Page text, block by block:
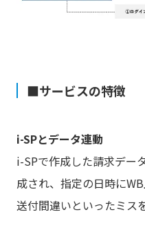
■サービスの特徴
i-SPとデータ連動
i-SPで作成した請求デー
成され、指定の日時に
送付間違いといったミス